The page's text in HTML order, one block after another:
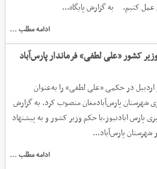
کنیم. به گزارش پایگاه...
ادامه مطلب ...
با حکم وزیر کشور «علی لطفی» فرماندار پارس‌‎آباد
اردبیل در حکمی «علی لطفی» را به‌عنوان
شهرستان پارس‌آبادمغان منصوب کرد. به گزارش
پارس ابادنیوز،با حکم وزیر کشور و به پیشنهاد
شهرستان پارس‌آباد...
ادامه مطلب ...